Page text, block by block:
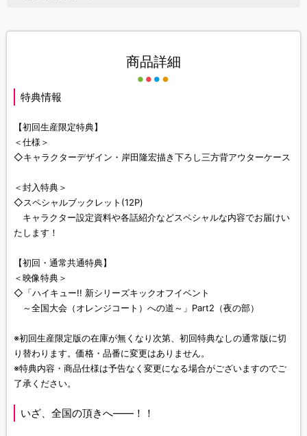
商品詳細
特典情報
【初回生産限定特典】
＜仕様＞
◇キャラクターデザイン・岸田隆宏描き下ろし三方背アウターケース
＜封入特典＞
◇スペシャルブックレット(12P)
キャラクター設定資料や各話紹介などスペシャルな内容でお届けい
たします！
【初回・通常共通特典】
＜映像特典＞
◇「ハイキュー!! 新シリーズキックオフイベント
～全国大会（オレンジコート）への道～」Part2（夜の部）
※初回生産限定版の在庫が無くなり次第、初回特典なしの通常版に切
り替わります。価格・品番に変更はありません。
※特典内容・商品仕様は予告なく変更になる場合がございますのでご
了承ください。
いざ、全国の頂きへ――！！